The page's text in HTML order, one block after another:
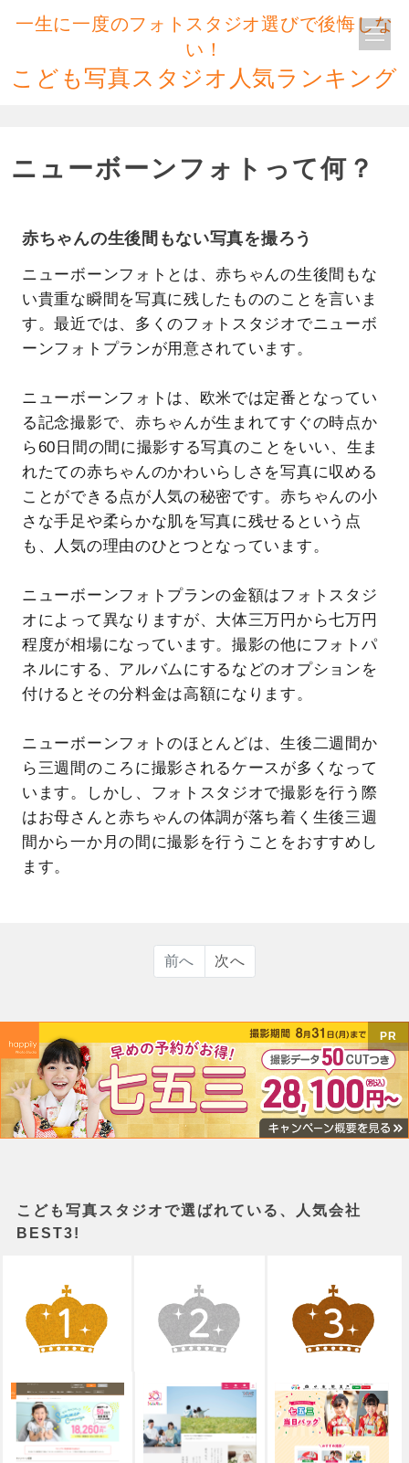
一生に一度のフォトスタジオ選びで後悔しな
い！
こども写真スタジオ人気ランキング
ニューボーンフォトって何？
赤ちゃんの生後間もない写真を撮ろう
ニューボーンフォトとは、赤ちゃんの生後間もな
い貴重な瞬間を写真に残したもののことを言いま
す。最近では、多くのフォトスタジオでニューボ
ーンフォトプランが用意されています。
ニューボーンフォトは、欧米では定番となってい
る記念撮影で、赤ちゃんが生まれてすぐの時点か
ら60日間の間に撮影する写真のことをいい、生ま
れたての赤ちゃんのかわいらしさを写真に収める
ことができる点が人気の秘密です。赤ちゃんの小
さな手足や柔らかな肌を写真に残せるという点
も、人気の理由のひとつとなっています。
ニューボーンフォトプランの金額はフォトスタジ
オによって異なりますが、大体三万円から七万円
程度が相場になっています。撮影の他にフォトパ
ネルにする、アルバムにするなどのオプションを
付けるとその分料金は高額になります。
ニューボーンフォトのほとんどは、生後二週間か
ら三週間のころに撮影されるケースが多くなって
います。しかし、フォトスタジオで撮影を行う際
はお母さんと赤ちゃんの体調が落ち着く生後三週
間から一か月の間に撮影を行うことをおすすめし
ます。
前へ 次へ
PR
こども写真スタジオで選ばれている、人気会社
BEST3!